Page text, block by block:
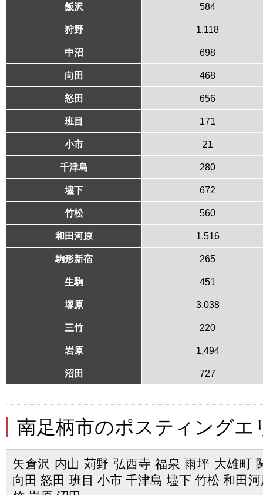
飯沢 584
狩野 1,118
中沼 698
向田 468
怒田 656
班目 171
小市 21
千津島 280
壗下 672
竹松 560
和田河原 1,516
駒形新宿 265
生駒 451
塚原 3,038
三竹 220
岩原 1,494
沼田 727
南足柄市のポスティングエ
矢倉沢 内山 苅野 弘西寺 福泉 雨坪 大雄町
向田 怒田 班目 小市 千津島 壗下 竹松 和田